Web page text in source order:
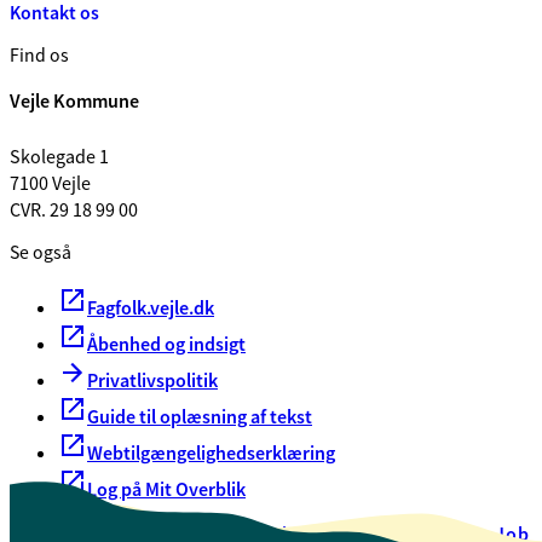
Kontakt os
Find os
Vejle Kommune
Skolegade 1
7100 Vejle
CVR. 29 18 99 00
Se også
Fagfolk.vejle.dk
Åbenhed og indsigt
Privatlivspolitik
Guide til oplæsning af tekst
Webtilgængelighedserklæring
Log på Mit Overblik
Oversigt over selvbetjeningJob